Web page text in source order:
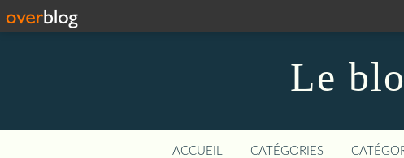
Le
ACCUEIL CATÉGORIES